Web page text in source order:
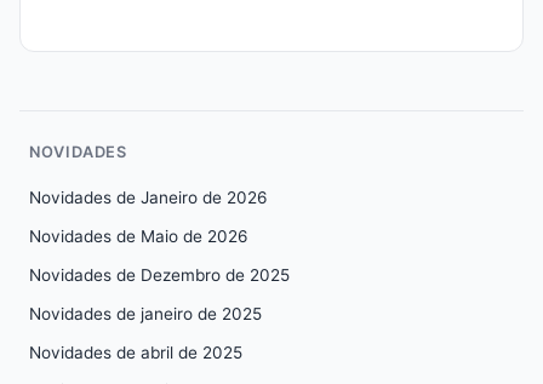
NOVIDADES
Novidades de Janeiro de 2026
Novidades de Maio de 2026
Novidades de Dezembro de 2025
Novidades de janeiro de 2025
Novidades de abril de 2025